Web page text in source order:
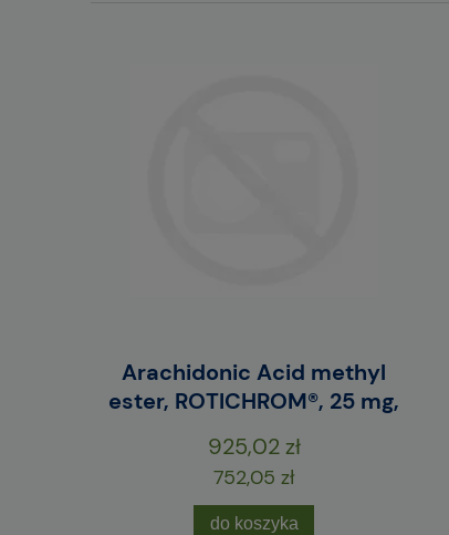
Arachidonic Acid methyl
ester, ROTICHROM®, 25 mg,
925,02 zł
752,05 zł
do koszyka